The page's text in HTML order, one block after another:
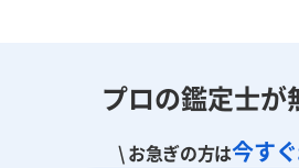
プロの鑑定士が
\ お急ぎの方は今すぐ